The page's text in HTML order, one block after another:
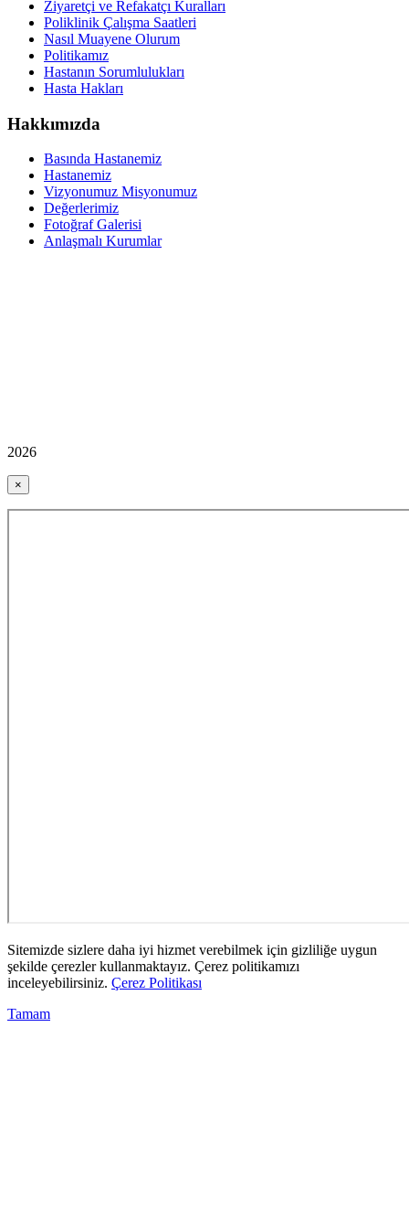
Ziyaretçi ve Refakatçı Kuralları
Poliklinik Çalışma Saatleri
Nasıl Muayene Olurum
Politikamız
Hastanın Sorumlulukları
Hasta Hakları
Hakkımızda
Basında Hastanemiz
Hastanemiz
Vizyonumuz Misyonumuz
Değerlerimiz
Fotoğraf Galerisi
Anlaşmalı Kurumlar
2026
×
Sitemizde sizlere daha iyi hizmet verebilmek için gizliliğe uygun
şekilde çerezler kullanmaktayız. Çerez politikamızı
inceleyebilirsiniz. Çerez Politikası
Tamam